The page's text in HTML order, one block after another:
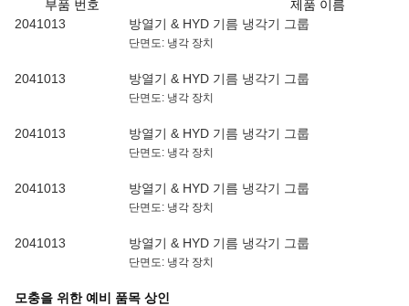
부품 번호
제품 이름
2041013
방열기 & HYD 기름 냉각기 그룹
단면도: 냉각 장치
2041013 방열기 & HYD 기름 냉각기 그룹
단면도: 냉각 장치
2041013 방열기 & HYD 기름 냉각기 그룹
단면도: 냉각 장치
2041013 방열기 & HYD 기름 냉각기 그룹
단면도: 냉각 장치
2041013 방열기 & HYD 기름 냉각기 그룹
단면도: 냉각 장치
모충을 위한 예비 품목 상인